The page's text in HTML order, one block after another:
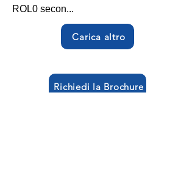
ROL0 secon...
Carica altro
Richiedi la Brochure